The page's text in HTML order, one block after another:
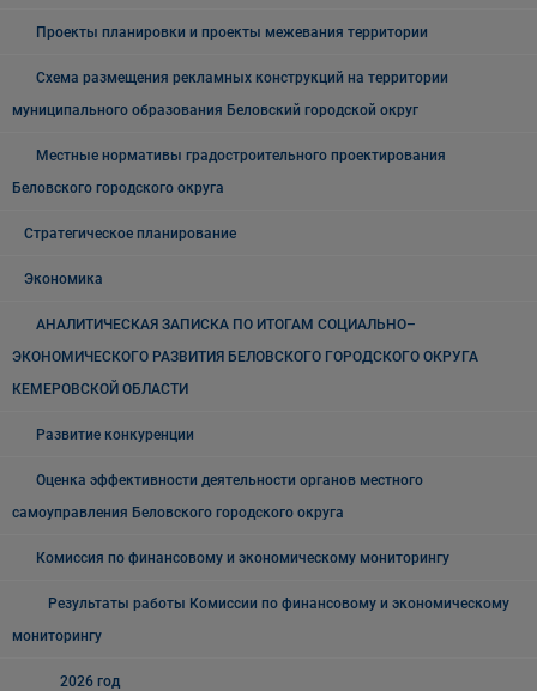
Проекты планировки и проекты межевания территории
Схема размещения рекламных конструкций на территории
муниципального образования Беловский городской округ
Местные нормативы градостроительного проектирования
Беловского городского округа
Стратегическое планирование
Экономика
АНАЛИТИЧЕСКАЯ ЗАПИСКА ПО ИТОГАМ СОЦИАЛЬНО–
ЭКОНОМИЧЕСКОГО РАЗВИТИЯ БЕЛОВСКОГО ГОРОДСКОГО ОКРУГА
КЕМЕРОВСКОЙ ОБЛАСТИ
Развитие конкуренции
Оценка эффективности деятельности органов местного
самоуправления Беловского городского округа
Комиссия по финансовому и экономическому мониторингу
Результаты работы Комиссии по финансовому и экономическому
мониторингу
2026 год